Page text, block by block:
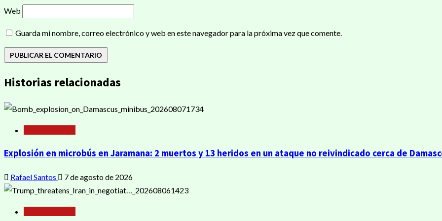
Web
Guarda mi nombre, correo electrónico y web en este navegador para la próxima vez que comente.
Historias relacionadas
Explosión en microbús en Jaramana: 2 muertos y 13 heridos en un ataque no reivindicado cerca de
Rafael Santos 7 de agosto de 2026